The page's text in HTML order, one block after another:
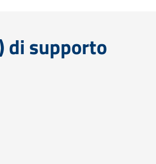
di supporto